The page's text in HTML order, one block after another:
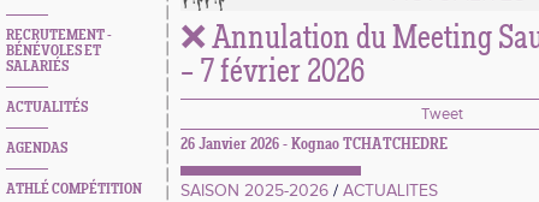
RECRUTEMENT -
BÉNÉVOLES ET
SALARIÉS
ACTUALITÉS
AGENDAS
ATHLÉ COMPÉTITION
❌ Annulation du Meeting
– 7 février 2026
Tweet
26 Janvier 2026 - Kognao TCHATCHEDRE
SAISON 2025-2026 / ACTUALITES